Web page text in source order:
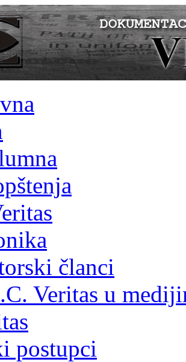
članci
Veritas u
postupci